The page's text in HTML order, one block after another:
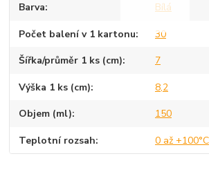
Barva Bílá
Počet balení v 1 kartonu 30
Šířka/průměr 1 ks (cm) 7
Výška 1 ks (cm) 8,2
Objem (ml) 150
Teplotní rozsah 0 až +100°C